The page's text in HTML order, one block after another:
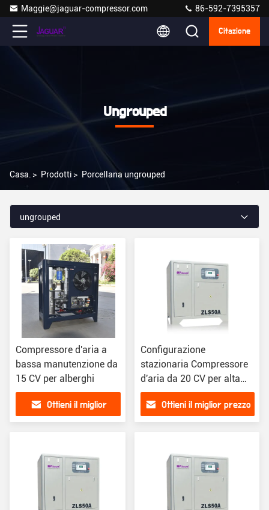
Maggie@jaguar-compressor.com 86-592-7395357
Citazione
Ungrouped
Casa. > Prodotti > Porcellana ungrouped
ungrouped
Compressore d'aria a
bassa manutenzione da
15 CV per alberghi
Ottieni il miglior
Configurazione
stazionaria Compressore
d'aria da 20 CV per alta
precisione e lunga durata
Ottieni il miglior prezzo